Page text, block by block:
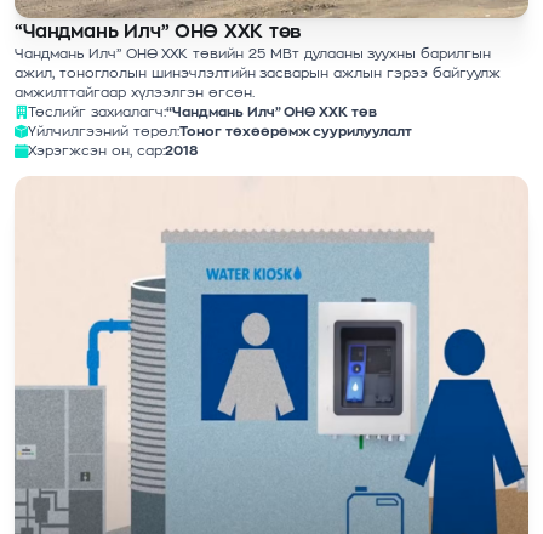
“Чандмань Илч” ОНӨ ХХК төв
Чандмань Илч” ОНӨ ХХК төвийн 25 МВт дулааны зуухны барилгын
ажил, тоноглолын шинэчлэлтийн засварын ажлын гэрээ байгуулж
амжилттайгаар хүлээлгэн өгсөн.
Төслийг захиалагч:“Чандмань Илч” ОНӨ ХХК төв
Үйлчилгээний төрөл:Тоног төхөөрөмж суурилуулалт
Хэрэгжсэн он, сар:2018